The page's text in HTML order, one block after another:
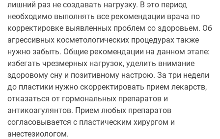
лишний раз не создавать нагрузку. В это период
необходимо выполнять все рекомендации врача по
корректировке выявленных проблем со здоровьем. Об
агрессивных косметологических процедурах также
нужно забыть. Общие рекомендации на данном этапе:
избегать чрезмерных нагрузок, уделить внимание
здоровому сну и позитивному настрою. За три недели
до пластики нужно скорректировать прием лекарств,
отказаться от гормональных препаратов и
антикоагулянтов. Прием любых препаратов
согласовывается с пластическим хирургом и
анестезиологом.